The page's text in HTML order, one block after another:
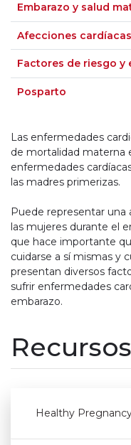
Embarazo y salud
Afecciones
Factores de riesgo y
Posparto
Las enfermedades
de mortalidad materna
enfermedades
las madres primerizas.
Puede representar una
las mujeres durante el
que hace importante
cuidarse a sí mismas y
presentan diversos
sufrir enfermedades
embarazo.
Healthy